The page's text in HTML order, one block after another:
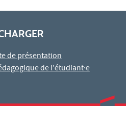
de présentation
de l'étudiant·e